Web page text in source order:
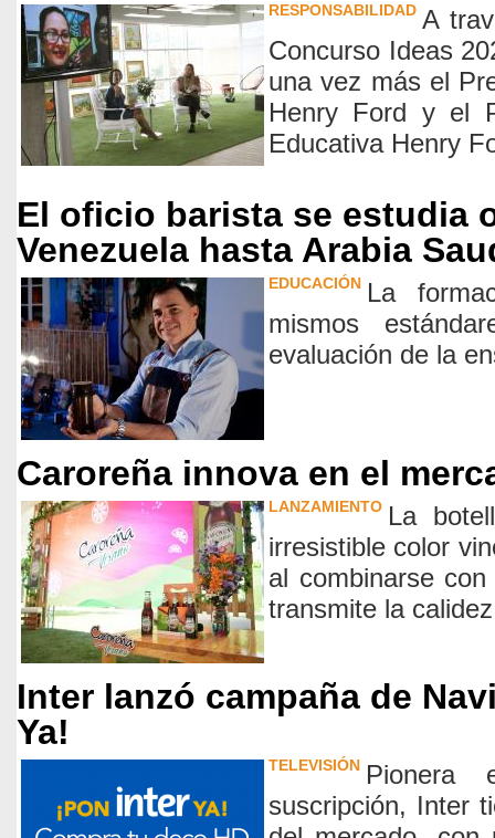
RESPONSABILIDAD A
Concurso Ideas
una vez más el
Henry Ford y el
Educativa Henry
El oficio barista se estudia
Venezuela hasta Arabia
EDUCACIÓN La
mismos
evaluación de la
Caroreña innova en el
LANZAMIENTO La
irresistible color
al combinarse
transmite la
Inter lanzó campaña de
Ya!
TELEVISIÓN Pionera
suscripción, Inter